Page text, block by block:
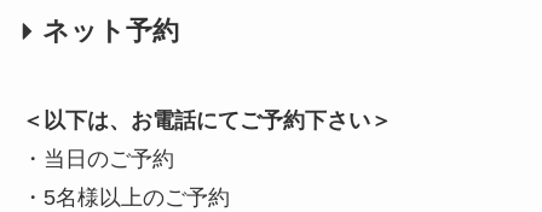
ネット予約
＜以下は、お電話にてご予約下さい＞
・当日のご予約
・5名様以上のご予約